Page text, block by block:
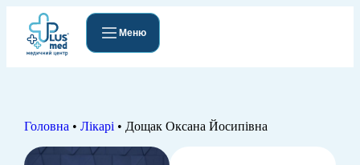
Меню
Головна • Лікарі • Дощак Оксана Йосипівна